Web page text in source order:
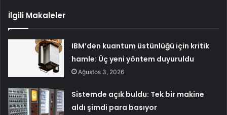
İlgili Makaleler
IBM’den kuantum üstünlüğü için kritik
hamle: Üç yeni yöntem duyuruldu
Ağustos 3, 2026
Sistemde açık buldu: Tek bir makine
aldı şimdi para basıyor